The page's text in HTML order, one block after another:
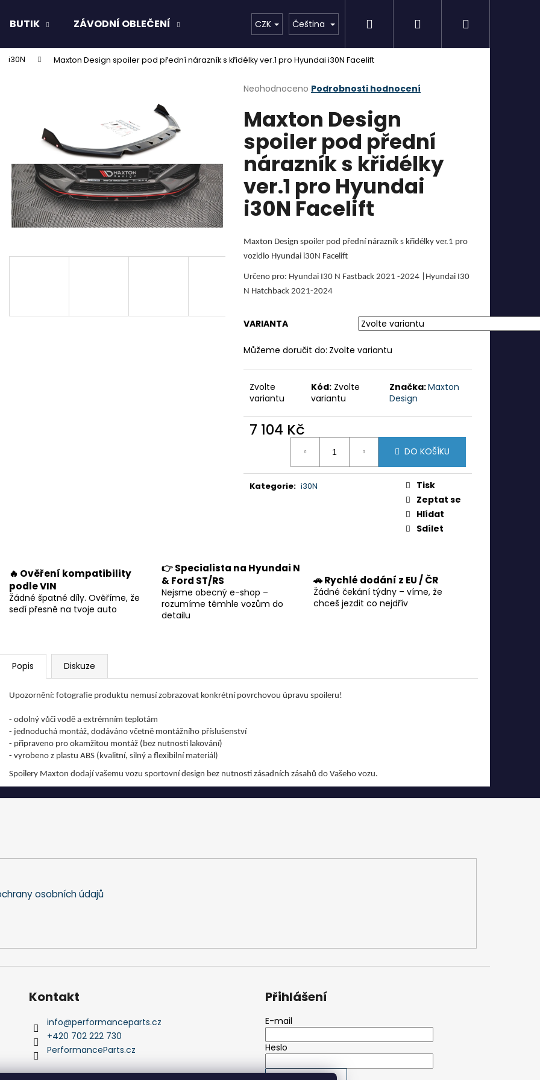
BUTIK ZÁVODNÍ OBLEČENÍ AKCE Značky
CZK Čeština Přihlášení
i30N Maxton Design spoiler pod přední nárazník s křidélky ver.1 pro Hyundai i30N Facelift
Průměrné
produktu
je
z
5
hvězdiček.
Neohodnoceno Podrobnosti hodnocení
Maxton Design
spoiler pod přední
nárazník s křidélky
ver.1 pro Hyundai
i30N Facelift
Maxton Design spoiler pod přední nárazník s křidélky ver.1 pro
vozidlo Hyundai i30N Facelift
Určeno pro: Hyundai I30 N Fastback 2021 -2024 |Hyundai I30
N Hatchback 2021-2024
VARIANTA
Můžeme doručit do: Zvolte variantu
Zvolte
variantu
Kód: Zvolte
variantu
Značka:Maxton
Design
7 104 Kč
DO KOŠÍKU
Kategorie: i30N
Tisk
Zeptat se
Hlídat
Sdílet
🔥 Ověření kompatibility
podle VIN
Žádné špatné díly. Ověříme, že
sedí přesně na tvoje auto
👉 Specialista na Hyundai N
& Ford ST/RS
Nejsme obecný e-shop –
rozumíme těmhle vozům do
detailu
🚗 Rychlé dodání z EU / ČR
Žádné čekání týdny – víme, že
chceš jezdit co nejdřív
Popis Diskuze
Upozornění: fotografie produktu nemusí zobrazovat konkrétní povrchovou úpravu spoileru!
- odolný vůči vodě a extrémním teplotám
- jednoduchá montáž, dodáváno včetně montážního příslušenství
- připraveno pro okamžitou montáž (bez nutnosti lakování)
- vyrobeno z plastu ABS (kvalitní, silný a flexibilní materiál)
Spoilery Maxton dodají vašemu vozu sportovní design bez nutnosti zásadních zásahů do Vašeho vozu.
Co potřebujete najít?
Doporučujeme
osobních údajů
Kontakt
info@performanceparts.cz
+420 702 222 730
PerformanceParts.cz
Přihlášení
E-mail
Heslo